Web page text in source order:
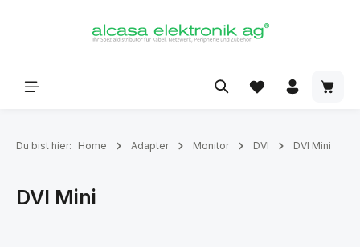
Du bist hier: Home Adapter Monitor DVI DVI Mini
DVI Mini